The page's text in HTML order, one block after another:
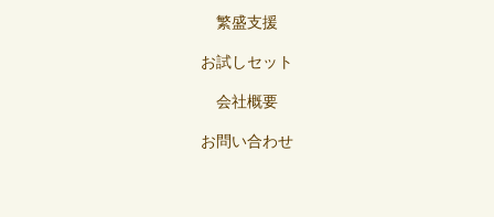
繁盛支援
お試しセット
会社概要
お問い合わせ